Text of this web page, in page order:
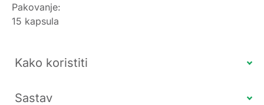
Pakovanje:
15 kapsula
Kako koristiti
Sastav